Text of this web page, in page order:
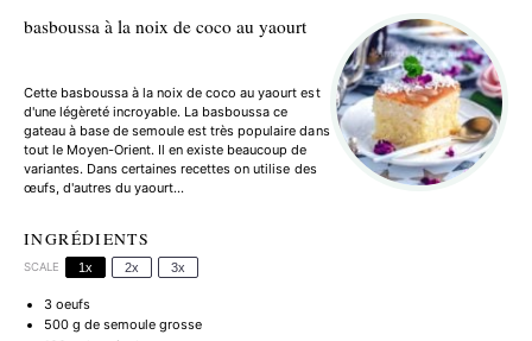
basboussa à la noix de coco au yaourt
Cette basboussa à la noix de coco au yaourt est
d'une légèreté incroyable. La basboussa ce
gateau à base de semoule est très populaire dans
tout le Moyen-Orient. Il en existe beaucoup de
variantes. Dans certaines recettes on utilise des
œufs, d'autres du yaourt…
INGRÉDIENTS
SCALE 1x 2x 3x
3oeufs
500 g de semoule grosse